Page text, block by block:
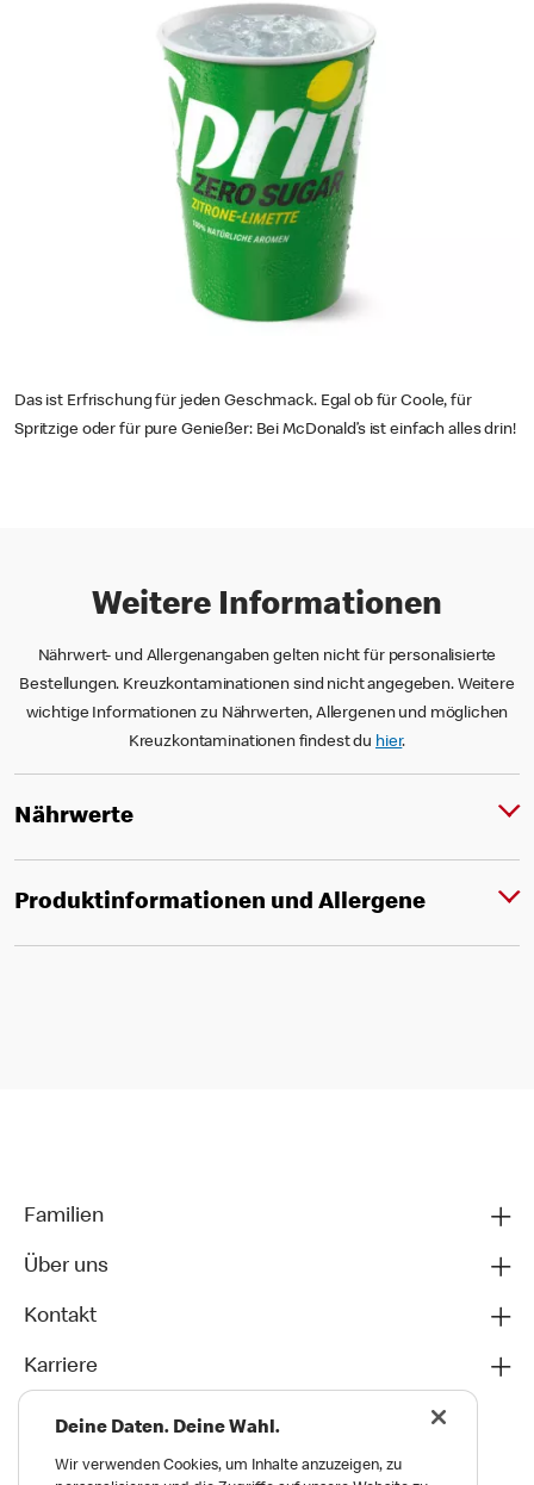
Das ist Erfrischung für jeden Geschmack. Egal ob für Coole, für
Spritzige oder für pure Genießer: Bei McDonald’s ist einfach alles drin!
Weitere Informationen
Nährwert- und Allergenangaben gelten nicht für personalisierte
Bestellungen. Kreuzkontaminationen sind nicht angegeben. Weitere
wichtige Informationen zu Nährwerten, Allergenen und möglichen
Kreuzkontaminationen findest du hier.
Nährwerte
Produktinformationen und Allergene
Familien
Über uns
Kontakt
Karriere
Deine Daten. Deine Wahl.
Wir verwenden Cookies, um Inhalte anzuzeigen, zu